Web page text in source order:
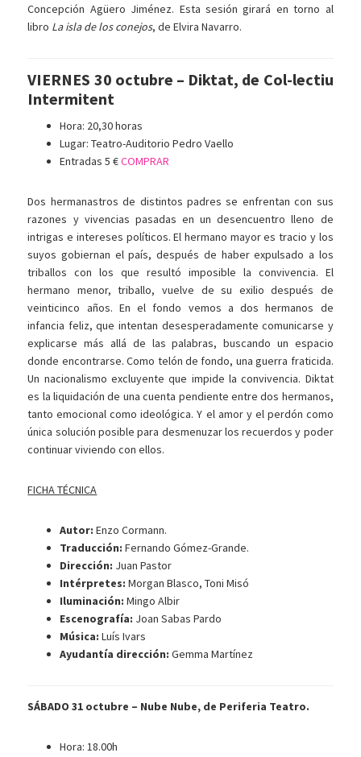
Concepción Agüero Jiménez. Esta sesión girará en torno al
libro La isla de los conejos, de Elvira Navarro.
VIERNES 30 octubre – Diktat, de Col-lectiu
Intermitent
Hora: 20,30 horas
Lugar: Teatro-Auditorio Pedro Vaello
Entradas 5 €COMPRAR
Dos hermanastros de distintos padres se enfrentan con sus
razones y vivencias pasadas en un desencuentro lleno de
intrigas e intereses políticos. El hermano mayor es tracio y los
suyos gobiernan el país, después de haber expulsado a los
triballos con los que resultó imposible la convivencia. El
hermano menor, triballo, vuelve de su exilio después de
veinticinco años. En el fondo vemos a dos hermanos de
infancia feliz, que intentan desesperadamente comunicarse y
explicarse más allá de las palabras, buscando un espacio
donde encontrarse. Como telón de fondo, una guerra fraticida.
Un nacionalismo excluyente que impide la convivencia. Diktat
es la liquidación de una cuenta pendiente entre dos hermanos,
tanto emocional como ideológica. Y el amor y el perdón como
única solución posible para desmenuzar los recuerdos y poder
continuar viviendo con ellos.
FICHA TÉCNICA
Autor: Enzo Cormann.
Traducción: Fernando Gómez-Grande.
Dirección: Juan Pastor
Intérpretes:Morgan Blasco, Toni Misó
Iluminación:Mingo Albir
Escenografía: Joan Sabas Pardo
Música:Luís Ivars
Ayudantía dirección: Gemma Martínez
SÁBADO 31 octubre – Nube Nube, de Periferia Teatro.
Hora: 18.00h